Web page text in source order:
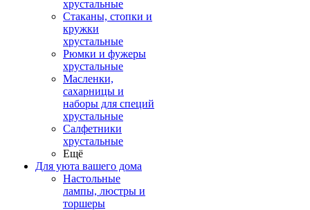
хрустальные
Стаканы, стопки и
кружки
хрустальные
Рюмки и фужеры
хрустальные
Масленки,
сахарницы и
наборы для специй
хрустальные
Салфетники
хрустальные
Ещё
Для уюта вашего дома
Настольные
лампы, люстры и
торшеры